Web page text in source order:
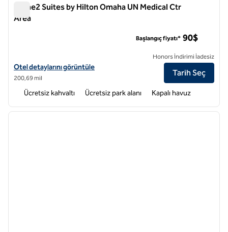
Home2 Suites by Hilton Omaha UN Medical Ctr
Area
Home2 Suites by Hilton Omaha UN Medical Ctr Area için otel
Otel detaylarını görüntüle
200,69 mil
Başlangıç fiyatı* 90$
Honors İndirimi İadesiz
Tarih Seç
Ücretsiz kahvaltı Ücretsiz park alanı Kapalı havuz
1 / 12